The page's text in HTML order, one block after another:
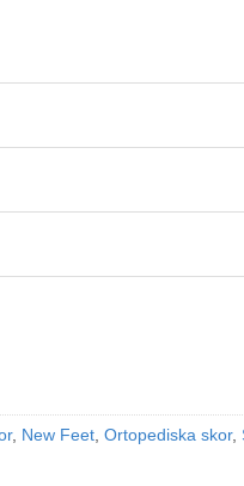
, New Feet, Ortopediska skor,